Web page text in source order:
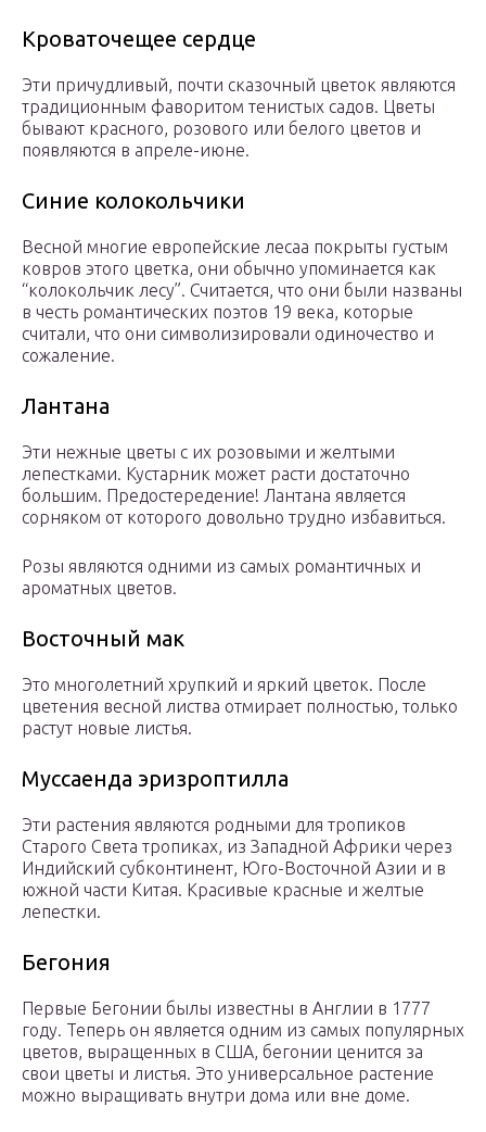
Кроваточещее сердце
Эти причудливый, почти сказочный цветок являются
традиционным фаворитом тенистых садов. Цветы
бывают красного, розового или белого цветов и
появляются в апреле-июне.
Синие колокольчики
Весной многие европейские лесаа покрыты густым
ковров этого цветка, они обычно упоминается как
“колокольчик лесу”. Считается, что они были названы
в честь романтических поэтов 19 века, которые
считали, что они символизировали одиночество и
сожаление.
Лантана
Эти нежные цветы с их розовыми и желтыми
лепестками. Кустарник может расти достаточно
большим. Предостередение! Лантана является
сорняком от которого довольно трудно избавиться.
Розы являются одними из самых романтичных и
ароматных цветов.
Восточный мак
Это многолетний хрупкий и яркий цветок. После
цветения весной листва отмирает полностью, только
растут новые листья.
Муссаенда эризроптилла
Эти растения являются родными для тропиков
Старого Света тропиках, из Западной Африки через
Индийский субконтинент, Юго-Восточной Азии и в
южной части Китая. Красивые красные и желтые
лепестки.
Бегония
Первые Бегонии былы известны в Англии в 1777
году. Теперь он является одним из самых популярных
цветов, выращенных в США, бегонии ценится за
свои цветы и листья. Это универсальное растение
можно выращивать внутри дома или вне доме.